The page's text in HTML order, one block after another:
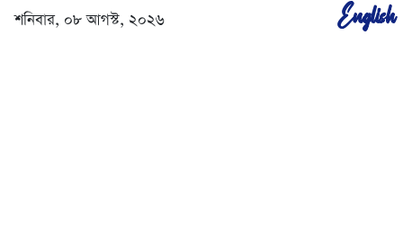
শনিবার, ০৮ আগস্ট, ২০২৬ English